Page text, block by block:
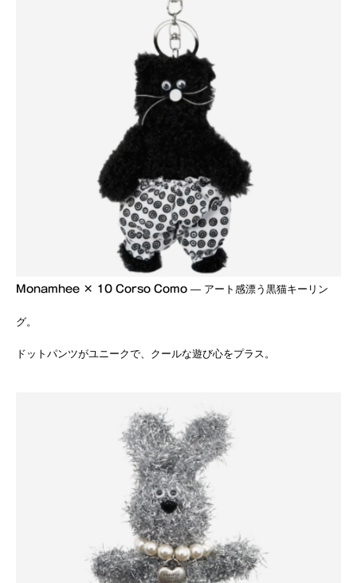
Monamhee × 10 Corso Como — アート感漂う黒猫キーリン
グ。
ドットパンツがユニークで、クールな遊び心をプラス。